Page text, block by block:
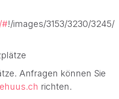
#!/images/3153/3230/3245/
Anfragen können Sie
richten.